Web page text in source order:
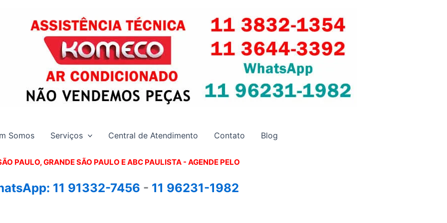
Somos Serviços Central de Atendimento Contato Blog
PAULO, GRANDE SÃO PAULO E ABC PAULISTA - AGENDE PELO
11 91332-7456 - 11 96231-1982